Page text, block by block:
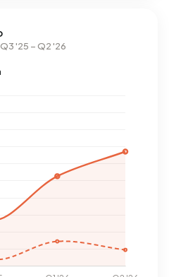
'25 – Q2 '26